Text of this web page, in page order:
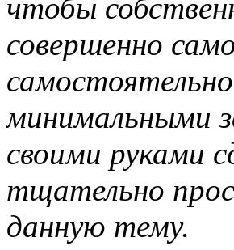
чтобы
совершенно
минимальными
своими руками
тщательно
данную тему.